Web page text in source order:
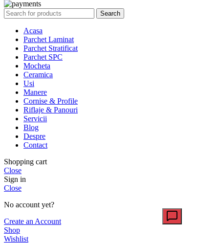
Search
Acasa
Parchet Laminat
Parchet Stratificat
Parchet SPC
Mocheta
Ceramica
Usi
Manere
Cornise & Profile
Riflaje & Panouri
Servicii
Blog
Despre
Contact
Shopping cart
Close
Sign in
Close
No account yet?
Create an Account
Shop
Wishlist